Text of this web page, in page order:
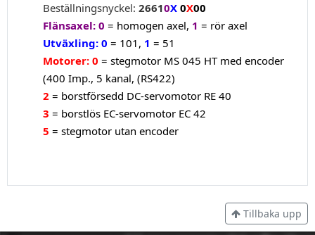
Beställningsnyckel: 26610X 0X00
Flänsaxel: 0 = homogen axel, 1 = rör axel
Utväxling: 0 = 101, 1 = 51
Motorer: 0 = stegmotor MS 045 HT med encoder
(400 Imp., 5 kanal, (RS422)
2 = borstförsedd DC-servomotor RE 40
3 = borstlös EC-servomotor EC 42
5 = stegmotor utan encoder
Tillbaka upp